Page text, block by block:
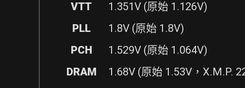
VTT
1.351V (原始 1.126V)
PLL
1.8V (原始 1.8V)
PCH
1.529V (原始 1.064V)
DRAM
1.68V (原始 1.53V，X.M.P.